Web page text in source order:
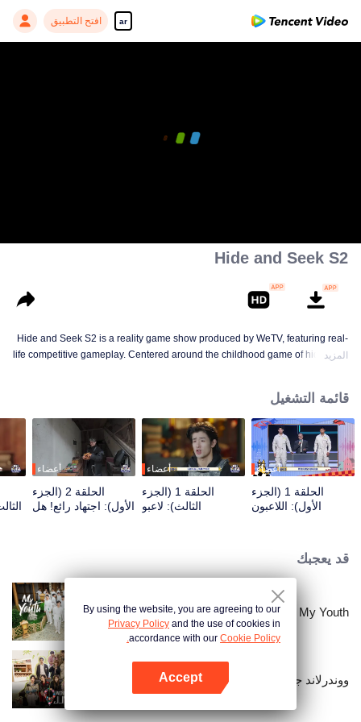
ar افتح التطبيق
Hide and Seek S2
Hide and Seek S2 is a reality game show produced by WeTV, featuring real-
life competitive gameplay. Centered around the childhood game of hide-and-
and extraordinary mental agility, using all kinds of ingenious tactics to evade
blanket searches by various hunter squads.
المزيد
قائمة التشغيل
أعضاء
الحلقة 1 (الجزء
الأول): اللاعبون
الأعماق"، معركة
الغميضة تبدأ
أعضاء
الحلقة 1 (الجزء
الثالث): لاعبو
أعضاء
الحلقة 2 (الجزء
الأول): اجتهاد رائع! هل
قد يعجبك
My Youth
ووندرلاند جونيور الموسم الرابع
By using the website, you are agreeing to our
Privacy Policy and the use of cookies in
accordance with our Cookie Policy.
Accept